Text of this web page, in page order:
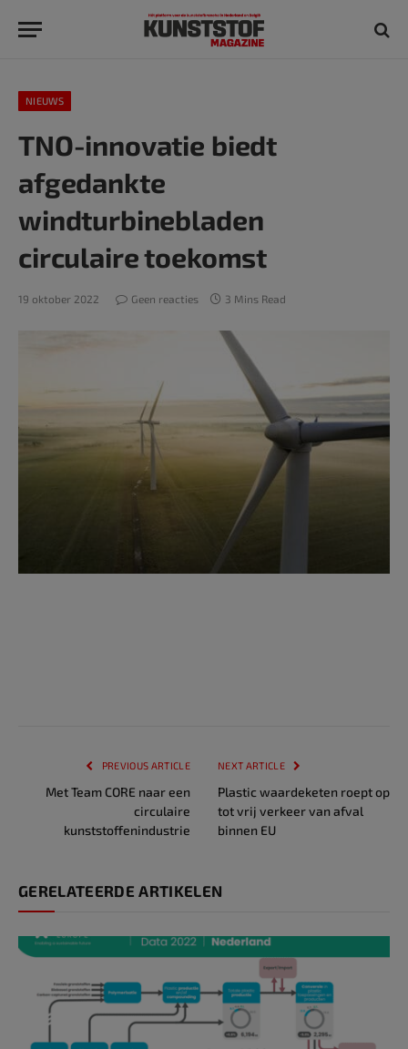
NIEUWS
TNO-innovatie biedt
afgedankte
windturbinebladen
circulaire toekomst
19 oktober 2022 Geen reacties 3 Mins Read
PREVIOUS ARTICLE
Met Team CORE naar een
circulaire
kunststoffenindustrie
NEXT ARTICLE
Plastic waardeketen roept op
tot vrij verkeer van afval
binnen EU
GERELATEERDE ARTIKELEN